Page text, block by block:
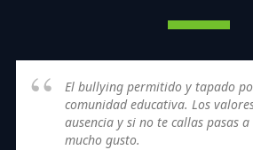
El bullying permitido y tapado
comunidad educativa. Los
ausencia y si no te callas pasas
mucho gusto.